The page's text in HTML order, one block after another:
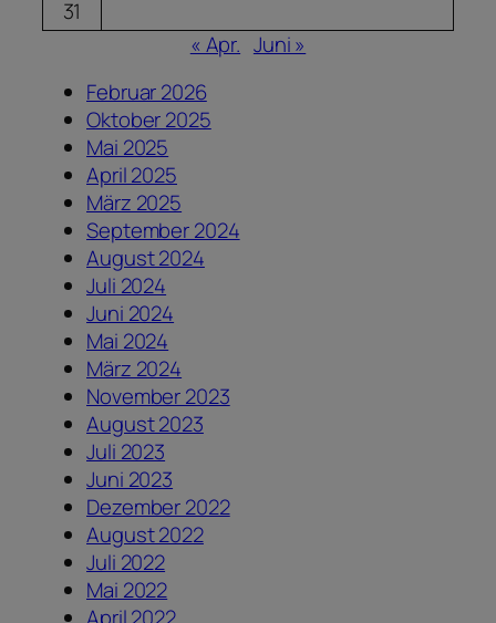
31
« Apr. Juni »
Februar 2026
Oktober 2025
Mai 2025
April 2025
März 2025
September 2024
August 2024
Juli 2024
Juni 2024
Mai 2024
März 2024
November 2023
August 2023
Juli 2023
Juni 2023
Dezember 2022
August 2022
Juli 2022
Mai 2022